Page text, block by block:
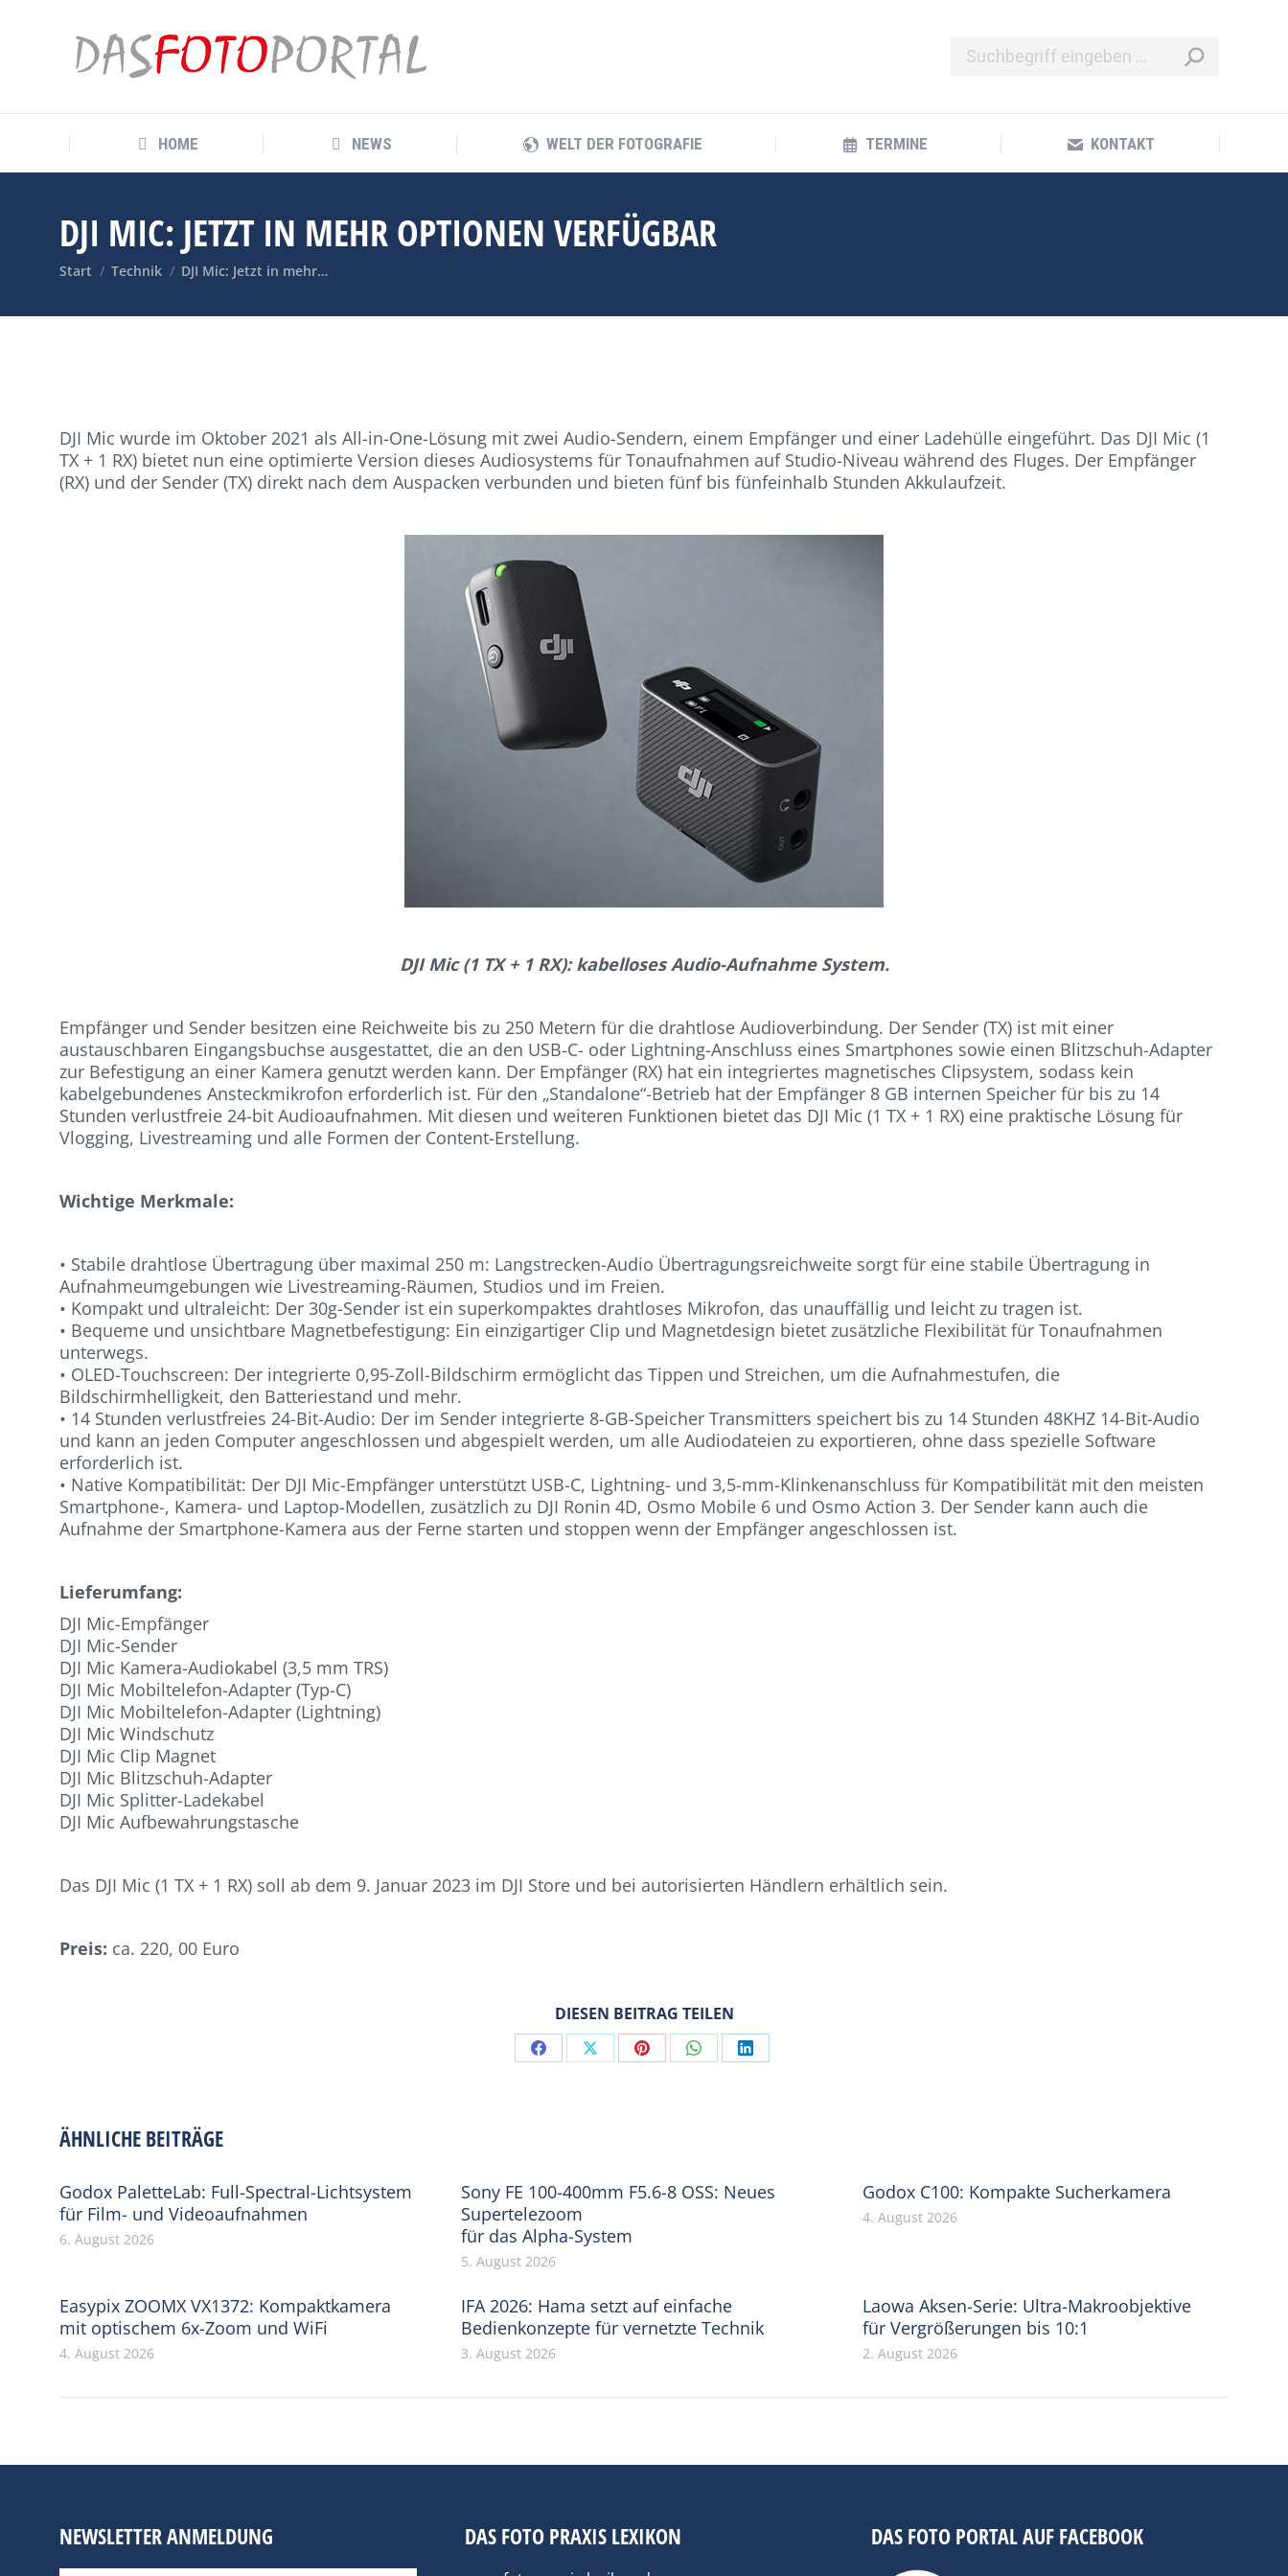
HOME NEWS WELT DER FOTOGRAFIE TERMINE KONTAKT
DJI MIC: JETZT IN MEHR OPTIONEN VERFÜGBAR
Sie befinden sich hier:
Start Technik DJI Mic: Jetzt in mehr…
DJI Mic wurde im Oktober 2021 als All-in-One-Lösung mit zwei Audio-Sendern, einem Empfänger und einer Ladehülle eingeführt. Das DJI Mic (1
TX + 1 RX) bietet nun eine optimierte Version dieses Audiosystems für Tonaufnahmen auf Studio-Niveau während des Fluges. Der Empfänger
(RX) und der Sender (TX) direkt nach dem Auspacken verbunden und bieten fünf bis fünfeinhalb Stunden Akkulaufzeit.
DJI Mic (1 TX + 1 RX): kabelloses Audio-Aufnahme System.
Empfänger und Sender besitzen eine Reichweite bis zu 250 Metern für die drahtlose Audioverbindung. Der Sender (TX) ist mit einer
austauschbaren Eingangsbuchse ausgestattet, die an den USB-C- oder Lightning-Anschluss eines Smartphones sowie einen Blitzschuh-Adapter
zur Befestigung an einer Kamera genutzt werden kann. Der Empfänger (RX) hat ein integriertes magnetisches Clipsystem, sodass kein
kabelgebundenes Ansteckmikrofon erforderlich ist. Für den „Standalone“-Betrieb hat der Empfänger 8 GB internen Speicher für bis zu 14
Stunden verlustfreie 24-bit Audioaufnahmen. Mit diesen und weiteren Funktionen bietet das DJI Mic (1 TX + 1 RX) eine praktische Lösung für
Vlogging, Livestreaming und alle Formen der Content-Erstellung.
Wichtige Merkmale:
• Stabile drahtlose Übertragung über maximal 250 m: Langstrecken-Audio Übertragungsreichweite sorgt für eine stabile Übertragung in
Aufnahmeumgebungen wie Livestreaming-Räumen, Studios und im Freien.
• Kompakt und ultraleicht: Der 30g-Sender ist ein superkompaktes drahtloses Mikrofon, das unauffällig und leicht zu tragen ist.
• Bequeme und unsichtbare Magnetbefestigung: Ein einzigartiger Clip und Magnetdesign bietet zusätzliche Flexibilität für Tonaufnahmen
unterwegs.
• OLED-Touchscreen: Der integrierte 0,95-Zoll-Bildschirm ermöglicht das Tippen und Streichen, um die Aufnahmestufen, die
Bildschirmhelligkeit, den Batteriestand und mehr.
• 14 Stunden verlustfreies 24-Bit-Audio: Der im Sender integrierte 8-GB-Speicher Transmitters speichert bis zu 14 Stunden 48KHZ 14-Bit-Audio
und kann an jeden Computer angeschlossen und abgespielt werden, um alle Audiodateien zu exportieren, ohne dass spezielle Software
erforderlich ist.
• Native Kompatibilität: Der DJI Mic-Empfänger unterstützt USB-C, Lightning- und 3,5-mm-Klinkenanschluss für Kompatibilität mit den meisten
Smartphone-, Kamera- und Laptop-Modellen, zusätzlich zu DJI Ronin 4D, Osmo Mobile 6 und Osmo Action 3. Der Sender kann auch die
Aufnahme der Smartphone-Kamera aus der Ferne starten und stoppen wenn der Empfänger angeschlossen ist.
Lieferumfang:
DJI Mic-Empfänger
DJI Mic-Sender
DJI Mic Kamera-Audiokabel (3,5 mm TRS)
DJI Mic Mobiltelefon-Adapter (Typ-C)
DJI Mic Mobiltelefon-Adapter (Lightning)
DJI Mic Windschutz
DJI Mic Clip Magnet
DJI Mic Blitzschuh-Adapter
DJI Mic Splitter-Ladekabel
DJI Mic Aufbewahrungstasche
Das DJI Mic (1 TX + 1 RX) soll ab dem 9. Januar 2023 im DJI Store und bei autorisierten Händlern erhältlich sein.
Preis: ca. 220, 00 Euro
DIESEN BEITRAG TEILEN
Share Share Share Share Share
ÄHNLICHE BEITRÄGE
Godox PaletteLab: Full-Spectral-Lichtsystem
für Film- und Videoaufnahmen
6. August 2026
Sony FE 100-400mm F5.6-8 OSS: Neues
Supertelezoom
für das Alpha-System
5. August 2026
Godox C100: Kompakte Sucherkamera
4. August 2026
Easypix ZOOMX VX1372: Kompaktkamera
mit optischem 6x-Zoom und WiFi
4. August 2026
IFA 2026: Hama setzt auf einfache
Bedienkonzepte für vernetzte Technik
3. August 2026
Laowa Aksen-Serie: Ultra-Makroobjektive
für Vergrößerungen bis 10:1
2. August 2026
NEWSLETTER ANMELDUNG DAS FOTO PRAXIS LEXIKON DAS FOTO PORTAL AUF FACEBOOK
HOME NEWS